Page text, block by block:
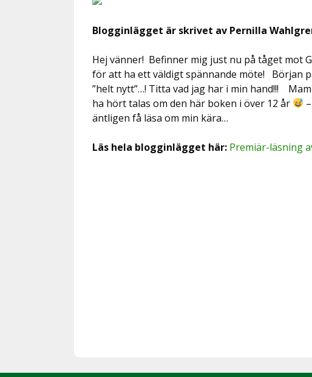
Blogginlägget är skrivet av Pernilla
Hej vänner! Befinner mig just nu på tåget mot
för att ha ett väldigt spännande möte! Början
”helt nytt”…! Titta vad jag har i min hand!!!
ha hört talas om den här boken i över 12 år
äntligen få läsa om min kära…
Läs hela blogginlägget här: Premiär-läsning